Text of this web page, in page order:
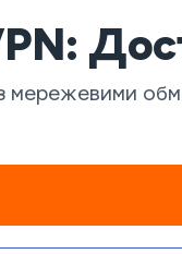
мережевими